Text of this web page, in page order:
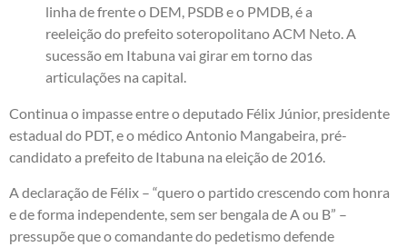
linha de frente o DEM, PSDB e o PMDB, é a
reeleição do prefeito soteropolitano ACM Neto. A
sucessão em Itabuna vai girar em torno das
articulações na capital.
Continua o impasse entre o deputado Félix Júnior, presidente
estadual do PDT, e o médico Antonio Mangabeira, pré-
candidato a prefeito de Itabuna na eleição de 2016.
A declaração de Félix – “quero o partido crescendo com honra
e de forma independente, sem ser bengala de A ou B” –
pressupõe que o comandante do pedetismo defende